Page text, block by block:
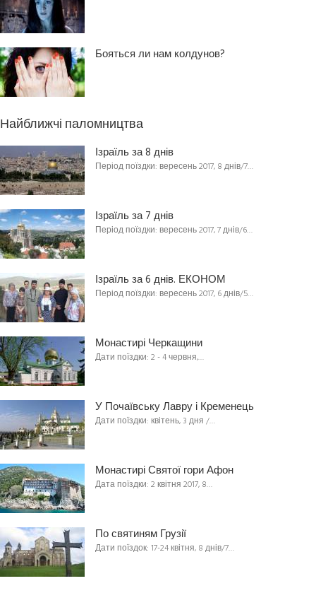
Бояться ли нам колдунов?
Найближчі паломництва
Ізраїль за 8 днів
Період поїздки: вересень 2017, 8 днів/7…
Ізраїль за 7 днів
Період поїздки: вересень 2017, 7 днів/6…
Ізраїль за 6 днів. ЕКОНОМ
Період поїздки: вересень 2017, 6 днів/5…
Монастирі Черкащини
Дати поїздки: 2 - 4 червня,…
У Почаївську Лавру і Кременець
Дати поїздки: квітень, 3 дня /…
Монастирі Святої гори Афон
Дата поїздки: 2 квітня 2017, 8…
По святиням Грузії
Дати поїздок: 17-24 квітня, 8 днів/7…